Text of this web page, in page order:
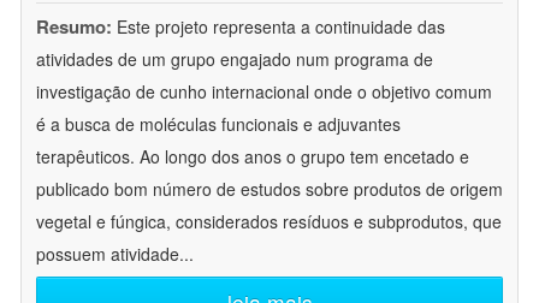
Resumo: Este projeto representa a continuidade das
atividades de um grupo engajado num programa de
investigação de cunho internacional onde o objetivo comum
é a busca de moléculas funcionais e adjuvantes
terapêuticos. Ao longo dos anos o grupo tem encetado e
publicado bom número de estudos sobre produtos de origem
vegetal e fúngica, considerados resíduos e subprodutos, que
possuem atividade...